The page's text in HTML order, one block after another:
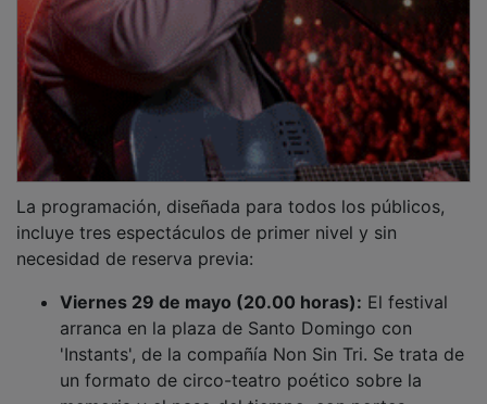
incluye tres espectáculos de primer nivel y sin
necesidad de reserva previa:
arranca en la plaza de Santo Domingo con
'Instants', de la compañía Non Sin Tri. Se trata de
un formato de circo-teatro poético sobre la
memoria y el paso del tiempo, con portes